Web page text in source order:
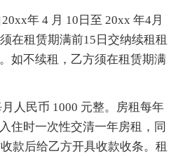
年 4 月 10日至 20xx 年4月
在租赁期满前15日交纳续租租
如不续租，乙方须在租赁期满
人民币 1000 元整。房租每年
住时一次性交清一年房租，同
款后给乙方开具收款收条。租